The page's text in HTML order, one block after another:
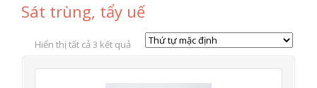
Sát trùng, tẩy uế
Hiển thị tất cả 3 kết quả